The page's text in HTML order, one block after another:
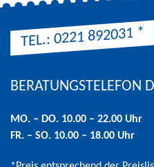
TEL.: 0221 892031 *
Hinweis: Preis entsprechend
BERATUNGSTELEFON
MO. – DO. 10.00 – 22.00 Uhr
FR. – SO. 10.00 – 18.00 Uhr